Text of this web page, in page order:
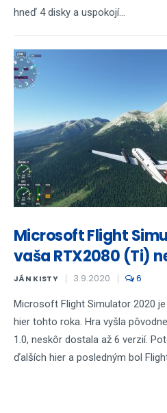
hneď 4 disky a uspokojí...
Microsoft Flight
vaša RTX2080 (Ti)
JÁN KISTY 3.9.2020 6
Microsoft Flight Simulator 2020
hier tohto roka. Hra vyšla
1.0, neskôr dostala až 6 verzií.
ďalších hier a posledným bol